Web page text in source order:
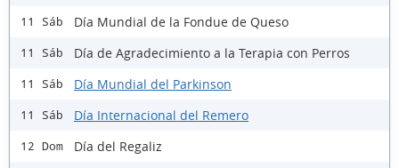
11 Sáb Día Mundial de la Fondue de Queso
11 Sáb Día de Agradecimiento a la Terapia con Perros
11 Sáb Día Mundial del Parkinson
11 Sáb Día Internacional del Remero
12 Dom Día del Regaliz